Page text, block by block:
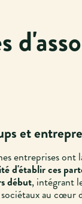
et
entreprises ont
d'établir ces
début, intégrant
sociétaux au cœur